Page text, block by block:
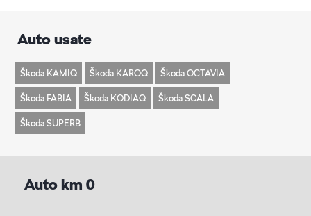
Auto usate
Škoda KAMIQ Škoda KAROQ Škoda OCTAVIA
Škoda FABIA Škoda KODIAQ Škoda SCALA
Škoda SUPERB
Auto km 0